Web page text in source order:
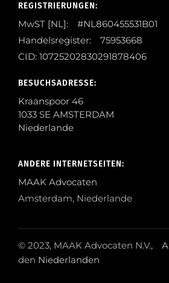
REGISTRIERUNGEN:
MwST [NL]: #NL860455531B01
Handelsregister: 75953668
CID: 10725202830291878406
BESUCHSADRESSE:
Kraanspoor 46
1033 SE AMSTERDAM
Niederlande
ANDERE INTERNETSEITEN:
MAAK Advocaten
Amsterdam, Niederlande
© 2023, MAAK Advocaten N.V.,
den Niederlanden